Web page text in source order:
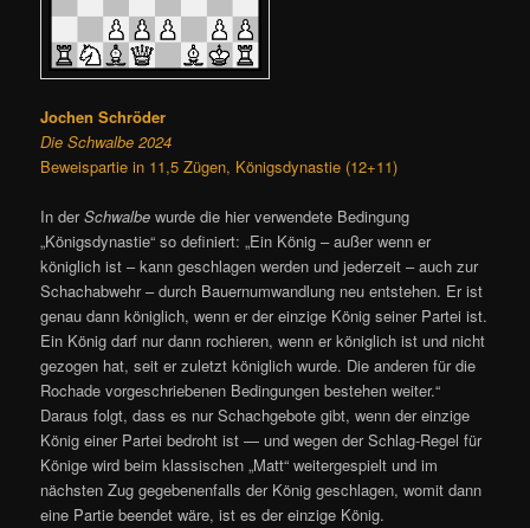
Jochen Schröder
Die Schwalbe 2024
Beweispartie in 11,5 Zügen, Königsdynastie (12+11)
In derSchwalbe wurde die hier verwendete Bedingung
„Königsdynastie“ so definiert: „Ein König – außer wenn er
königlich ist – kann geschlagen werden und jederzeit – auch zur
Schachabwehr – durch Bauernumwandlung neu entstehen. Er ist
genau dann königlich, wenn er der einzige König seiner Partei ist.
Ein König darf nur dann rochieren, wenn er königlich ist und nicht
gezogen hat, seit er zuletzt königlich wurde. Die anderen für die
Rochade vorgeschriebenen Bedingungen bestehen weiter.“
Daraus folgt, dass es nur Schachgebote gibt, wenn der einzige
König einer Partei bedroht ist — und wegen der Schlag-Regel für
Könige wird beim klassischen „Matt“ weitergespielt und im
nächsten Zug gegebenenfalls der König geschlagen, womit dann
eine Partie beendet wäre, ist es der einzige König.